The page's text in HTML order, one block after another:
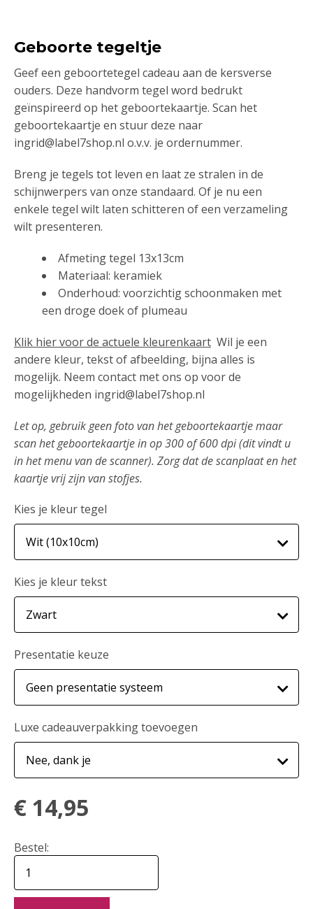
Geboorte tegeltje
Geef een geboortetegel cadeau aan de kersverse
ouders. Deze handvorm tegel word bedrukt
geïnspireerd op het geboortekaartje. Scan het
geboortekaartje en stuur deze naar
ingrid@label7shop.nl o.v.v. je ordernummer.
Breng je tegels tot leven en laat ze stralen in de
schijnwerpers van onze standaard. Of je nu een
enkele tegel wilt laten schitteren of een verzameling
wilt presenteren.
Afmeting tegel 13x13cm
Materiaal: keramiek
Onderhoud: voorzichtig schoonmaken met
een droge doek of plumeau
Klik hier voor de actuele kleurenkaart Wil je een
andere kleur, tekst of afbeelding, bijna alles is
mogelijk. Neem contact met ons op voor de
mogelijkheden ingrid@label7shop.nl
Let op, gebruik geen foto van het geboortekaartje maar
scan het geboortekaartje in op 300 of 600 dpi (dit vindt u
in het menu van de scanner). Zorg dat de scanplaat en het
kaartje vrij zijn van stofjes.
Kies je kleur tegel
Kies je kleur tekst
Presentatie keuze
Luxe cadeauverpakking toevoegen
€ 14,95
Bestel: